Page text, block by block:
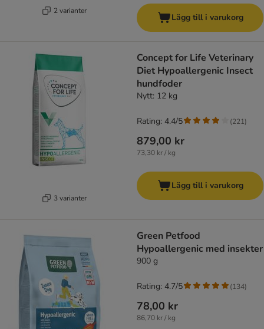
2 varianter
Lägg till i varukorg
3 varianter
Concept for Life Veterinary
Diet Hypoallergenic Insect
hundfoder
Nytt: 12 kg
879,00 kr
73,30 kr / kg
Rating: 4.4/5 (221)
Lägg till i varukorg
Green Petfood
Hypoallergenic med insekter
900 g
78,00 kr
86,70 kr / kg
Rating: 4.7/5 (134)